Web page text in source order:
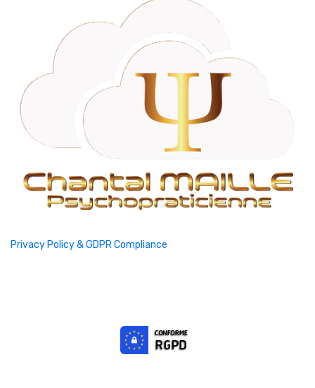
Privacy Policy & GDPR Compliance